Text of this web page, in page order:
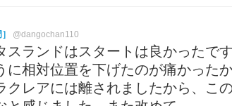
@dangochan110
スランドはスタートは良かったで
に相対位置を下げたのが痛かった
クレアには離されましたから、こ